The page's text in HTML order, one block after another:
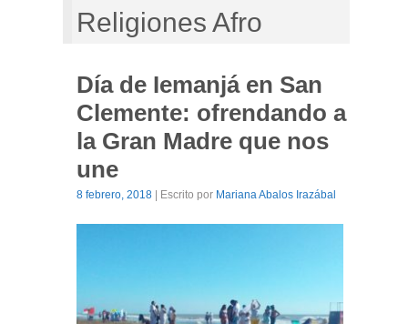
Religiones Afro
Día de Iemanjá en San
Clemente: ofrendando a
la Gran Madre que nos
une
8 febrero, 2018 | Escrito por Mariana Abalos Irazábal